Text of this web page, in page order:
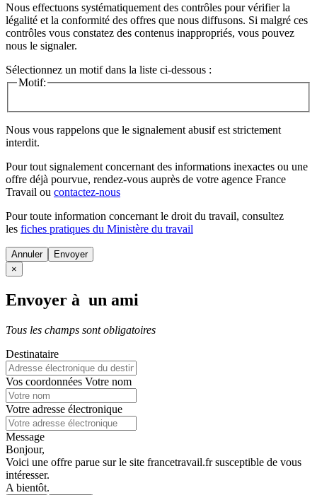
Nous effectuons systématiquement des contrôles pour vérifier la
légalité et la conformité des offres que nous diffusons. Si malgré ces
contrôles vous constatez des contenus inappropriés, vous pouvez
nous le signaler.
Sélectionnez un motif dans la liste ci-dessous :
Motif:
Nous vous rappelons que le signalement abusif est strictement
interdit.
Pour tout signalement concernant des informations inexactes ou une
offre déjà pourvue, rendez-vous auprès de votre agence France
Travail ou contactez-nous
Pour toute information concernant le droit du travail, consultez
les fiches pratiques du Ministère du travail
Annuler
×
Envoyer à un ami
Tous les champs sont obligatoires
Destinataire
Vos coordonnées Votre nom
Votre adresse électronique
Message
Bonjour,
Voici une offre parue sur le site francetravail.fr susceptible de vous
intéresser.
A bientôt.